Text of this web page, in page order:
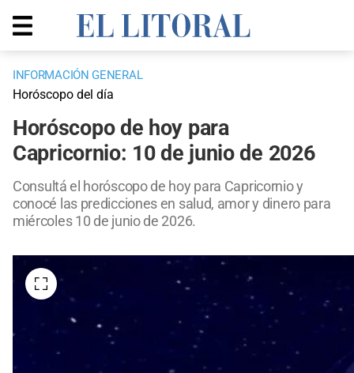
INFORMACIÓN GENERAL
Horóscopo del día
Horóscopo de hoy para
Capricornio: 10 de junio de 2026
Consultá el horóscopo de hoy para Capricornio y
conocé las predicciones en salud, amor y dinero para
miércoles 10 de junio de 2026.